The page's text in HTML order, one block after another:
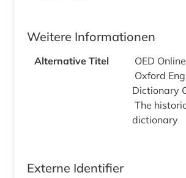
Weitere Informationen
Alternative Titel
OED Online
Oxford
Dictionary
The
dictionary
Externe Identifier